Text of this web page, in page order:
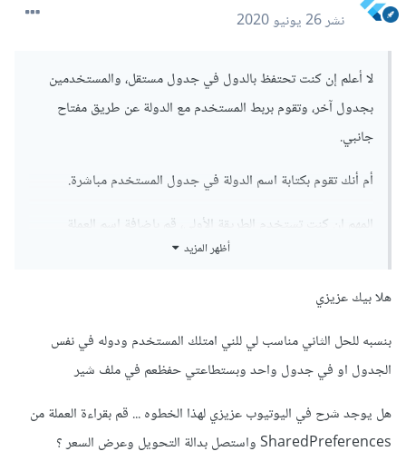
نشر26 يونيو 2020
لا أعلم إن كنت تحتفظ بالدول في جدول مستقل، والمستخدمين
بجدول آخر، وتقوم بربط المستخدم مع الدولة عن طريق مفتاح
جانبي.
أم أنك تقوم بكتابة اسم الدولة في جدول المستخدم مباشرة.
المهم إن كنت تستخدم الطريقة الأولى، قم بإضافة إسم العملة
لجدول الدولة، وقم بتسجيل عملة المستخدم ف
بتسجيل دولة المستخدم.
وإن كنت تستخدم الطريقة الثانية، قم عندها بإضافة اسم العملة
لجدول المستخدم، وتسجيلها أيضًا في SharedPreferences.
عندما يدخل المستخدم إلى منتج ما، قم بقراءة العملة من
SharedPreferences واستصل بدالة التحويل وعرض السعر.
أظهر المزيد
هلا بيك عزيزي
بنسبه للحل الثاني مناسب لي للني امتلك المستخدم ودوله في نفس
الجدول او في جدول واحد وبستطاعتي حفظعم في ملف شير
هل يوجد شرح في اليوتيوب عزيزي لهذا الخطوه ... قم بقراءة العملة من
SharedPreferences واستصل بدالة التحويل وعرض السعر ؟